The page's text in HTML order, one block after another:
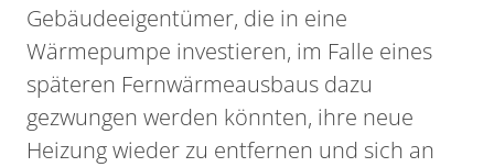
Gebäudeeigentümer, die in eine
Wärmepumpe investieren, im Falle eines
späteren Fernwärmeausbaus dazu
gezwungen werden könnten, ihre neue
Heizung wieder zu entfernen und sich an